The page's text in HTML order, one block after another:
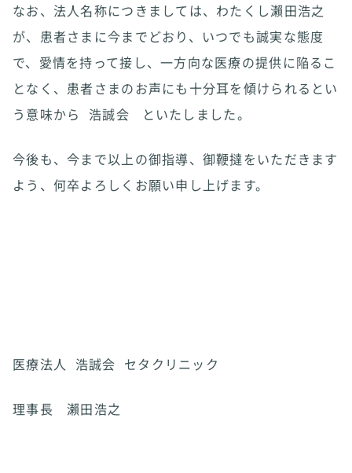
なお、法人名称につきましては、わたくし瀨田浩之
が、患者さまに今までどおり、いつでも誠実な態度
で、愛情を持って接し、一方向な医療の提供に陥るこ
となく、患者さまのお声にも十分耳を傾けられるとい
う意味から
浩誠会 といたしました。
今後も、今まで以上の御指導、御鞭撻をいただきます
よう、何卒よろしくお願い申し上げます。
医療法人 浩誠会 セタクリニック
理事長 瀨田浩之